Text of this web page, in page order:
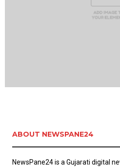
ABOUT NEWSPANE24
NewsPane24 is a Gujarati digital